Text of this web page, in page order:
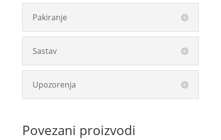
Pakiranje
Sastav
Upozorenja
Povezani proizvodi